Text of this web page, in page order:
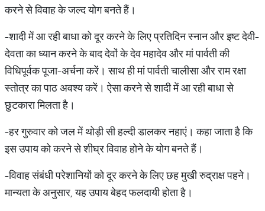
करने से विवाह के जल्द योग बनते हैं।
-शादी में आ रही बाधा को दूर करने के लिए प्रतिदिन स्नान और इष्ट देवी-
देवता का ध्यान करने के बाद देवों के देव महादेव और मां पार्वती की
विधिपूर्वक पूजा-अर्चना करें। साथ ही मां पार्वती चालीसा और राम रक्षा
स्तोत्र का पाठ अवश्य करें। ऐसा करने से शादी में आ रही बाधा से
छुटकारा मिलता है।
-हर गुरुवार को जल में थोड़ी सी हल्दी डालकर नहाएं। कहा जाता है कि
इस उपाय को करने से शीघ्र विवाह होने के योग बनते हैं।
-विवाह संबंधी परेशानियों को दूर करने के लिए छह मुखी रुद्राक्ष पहने।
मान्यता के अनुसार, यह उपाय बेहद फलदायी होता है।